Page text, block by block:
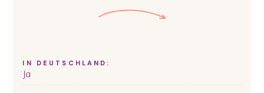
IN DEUTSCHLAND:
Ja